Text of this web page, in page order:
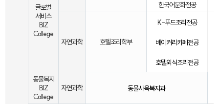
글로벌
서비스
BIZ
College
한국어문화전공
자연과학 호텔조리학부
K-푸드조리전공
베이커리카페전공
호텔외식조리전공
동물복지
BIZ
College
자연과학 동물사육복지과